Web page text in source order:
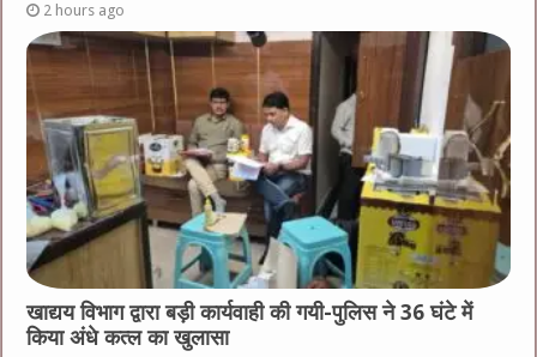
2 hours ago
खाद्यय विभाग द्वारा बड़ी कार्यवाही की गयी-पुलिस ने 36 घंटे में
किया अंधे कत्ल का खुलासा